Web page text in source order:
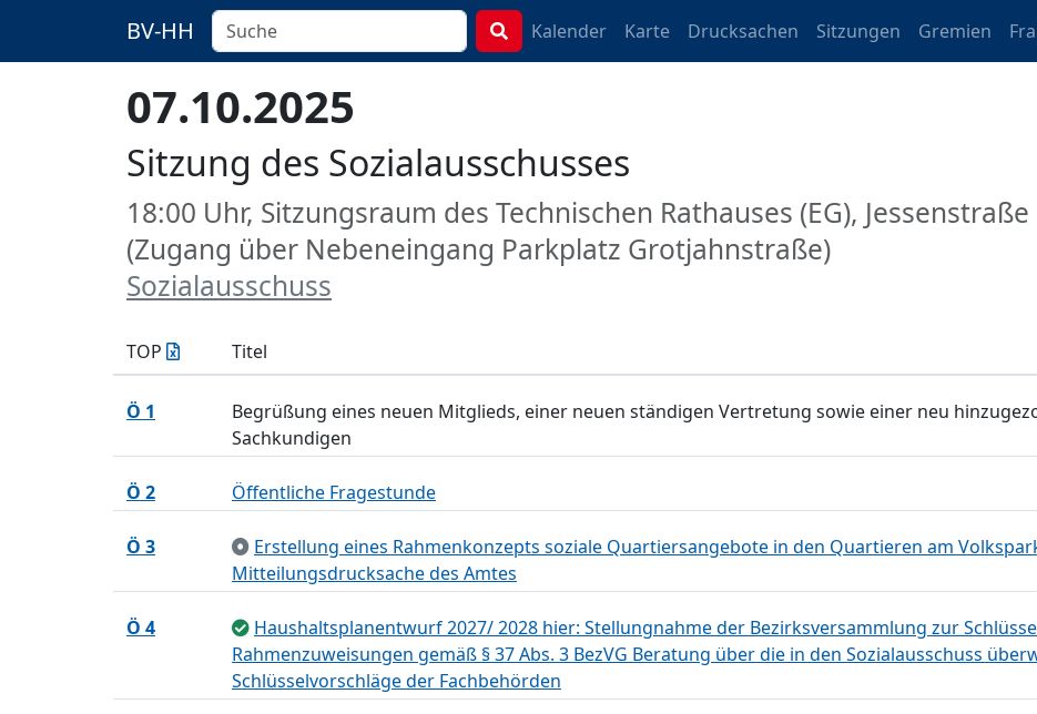
BV-HH Kalender Karte Drucksachen Sitzungen Gremien
07.10.2025
Sitzung des Sozialausschusses
18:00 Uhr, Sitzungsraum des Technischen Rathauses (EG),
(Zugang über Nebeneingang Parkplatz Grotjahnstraße)
Sozialausschuss
TOP Titel
Ö 1
Begrüßung eines neuen Mitglieds, einer neuen ständigen Vertretung sowie einer neu
Sachkundigen
Ö 2 Öffentliche Fragestunde
Ö 3
Erstellung eines Rahmenkonzepts soziale Quartiersangebote in den Quartieren am
Mitteilungsdrucksache des Amtes
Ö 4
Haushaltsplanentwurf 2027/ 2028 hier: Stellungnahme der Bezirksversammlung zur
Rahmenzuweisungen gemäß § 37 Abs. 3 BezVG Beratung über die in den Sozialausschuss
Schlüsselvorschläge der Fachbehörden